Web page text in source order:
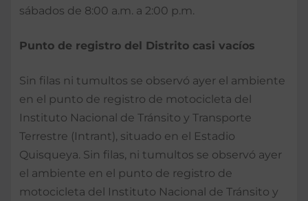
sábados de 8:00 a.m. a 2:00 p.m.
Punto de registro del Distrito casi vacíos
Sin filas ni tumultos se observó ayer el ambiente
en el punto de registro de motocicleta del
Instituto Nacional de Tránsito y Transporte
Terrestre (Intrant), situado en el Estadio
Quisqueya. Sin filas, ni tumultos se observó ayer
el ambiente en el punto de registro de
motocicleta del Instituto Nacional de Tránsito y